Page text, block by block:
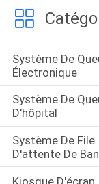
Système De
Électronique
Système De
D'hôpital
Système De File
D'attente De
Kiosque D'écran